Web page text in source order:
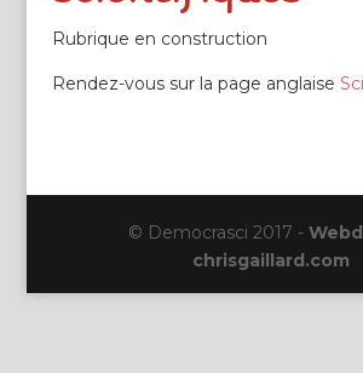
Rubrique en construction
Rendez-vous sur la page anglaise
© Democrasci 2017 -
chrisgaillard.com